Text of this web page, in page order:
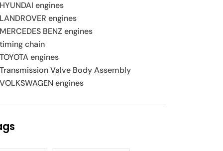
HYUNDAI engines
LANDROVER engines
MERCEDES BENZ engines
timing chain
TOYOTA engines
Transmission Valve Body Assembly
VOLKSWAGEN engines